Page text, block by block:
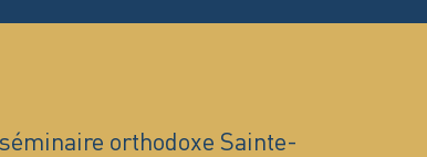
orthodoxe Sainte-